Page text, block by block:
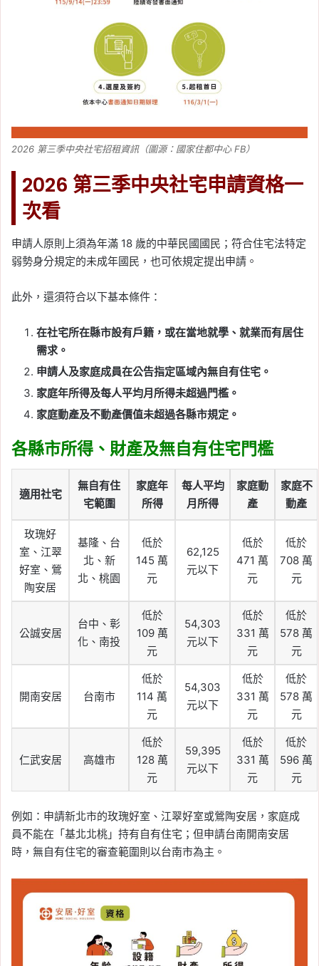
2026 第三季中央社宅招租資訊（圖源：國家住都中心 FB）
2026 第三季中央社宅申請資格一
次看
申請人原則上須為年滿 18 歲的中華民國國民；符合住宅法特定
弱勢身分規定的未成年國民，也可依規定提出申請。
此外，還須符合以下基本條件：
在社宅所在縣市設有戶籍，或在當地就學、就業而有居住
需求。
申請人及家庭成員在公告指定區域內無自有住宅。
家庭年所得及每人平均月所得未超過門檻。
家庭動產及不動產價值未超過各縣市規定。
各縣市所得、財產及無自有住宅門檻
適用社宅
無自有住
宅範圍
家庭年
所得
每人平均
月所得
家庭動
產
家庭不
動產
玫瑰好
室、江翠
好室、鶯
陶安居
基隆、台
北、新
北、桃園
低於
145 萬
元
62,125
元以下
低於
471 萬
元
低於
708 萬
元
公誠安居
台中、彰
化、南投
低於
109 萬
元
54,303
元以下
低於
331 萬
元
低於
578 萬
元
開南安居 台南市
低於
114 萬
元
54,303
元以下
低於
331 萬
元
低於
578 萬
元
仁武安居 高雄市
低於
128 萬
元
59,395
元以下
低於
331 萬
元
低於
596 萬
元
例如：申請新北市的玫瑰好室、江翠好室或鶯陶安居，家庭成
員不能在「基北北桃」持有自有住宅；但申請台南開南安居
時，無自有住宅的審查範圍則以台南市為主。